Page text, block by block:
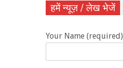
हमें न्यूज़ / लेख भेजें
Your Name (required)